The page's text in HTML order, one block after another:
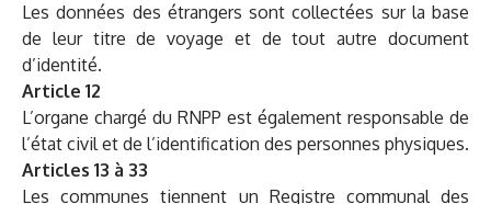
Les données des étrangers sont collectées sur la base
de leur titre de voyage et de tout autre document
d’identité.
Article 12
L’organe chargé du RNPP est également responsable de
l’état civil et de l’identification des personnes physiques.
Articles 13 à 33
Les communes tiennent un Registre communal des